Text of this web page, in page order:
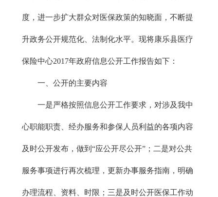
度，进一步扩大群众对医保政策的知晓面，不断提
升政务公开规范化、法制化水平。现将康乐县医疗
保险中心2017年政府信息公开工作报告如下：
一、公开的主要内容
一是严格按照信息公开工作要求，对涉及我中
心职能职责、经办服务和参保人员利益的各项内容
及时公开发布，做到“应公开尽公开”；二是对公共
服务事项进行再次梳理，更新办事服务指南，明确
办理流程、资料、时限；三是及时公开医保工作动